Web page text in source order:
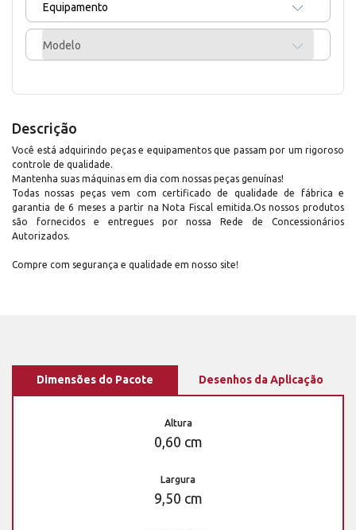
Equipamento
Modelo
Descrição
Você está adquirindo peças e equipamentos que passam por um rigoroso
controle de qualidade.
Mantenha suas máquinas em dia com nossas peças genuínas!
Todas nossas peças vem com certificado de qualidade de fábrica e
garantia de 6 meses a partir na Nota Fiscal emitida.Os nossos produtos
são fornecidos e entregues por nossa Rede de Concessionários
Autorizados.
Compre com segurança e qualidade em nosso site!
Dimensões do Pacote Desenhos da Aplicação
Altura
0,60 cm
Largura
9,50 cm